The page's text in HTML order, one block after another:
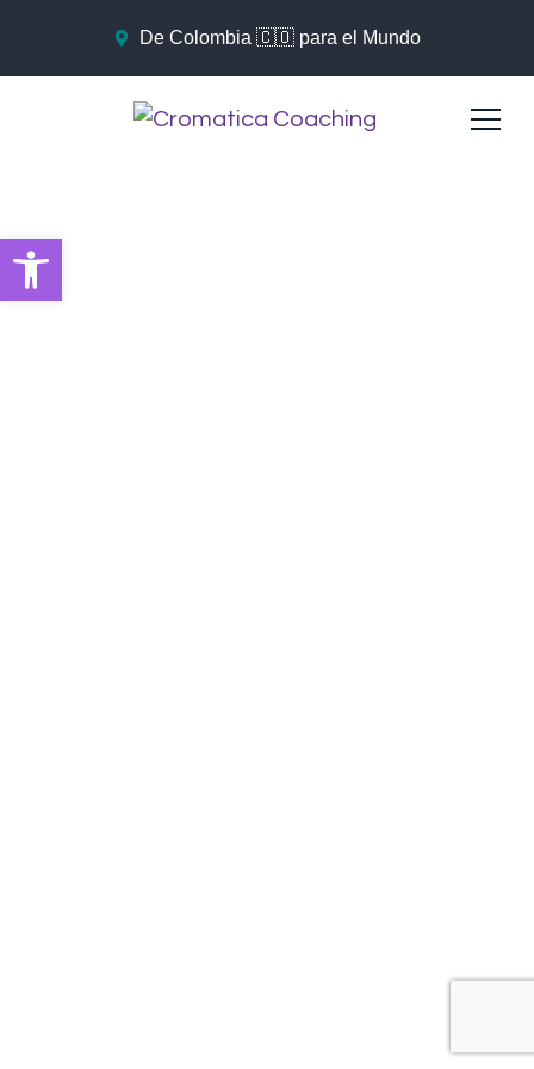
De Colombia 🇨🇴 para el Mundo
Abrir barra de herramientas